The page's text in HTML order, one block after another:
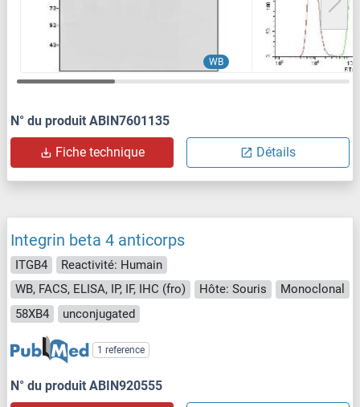
WB
N° du produit ABIN7601135
Fiche technique Détails
Integrin beta 4 anticorps
ITGB4
Reactivité: Humain
WB, FACS, ELISA, IP, IF, IHC (fro)
Hôte: Souris
Monoclonal
58XB4
unconjugated
1 reference
N° du produit ABIN920555